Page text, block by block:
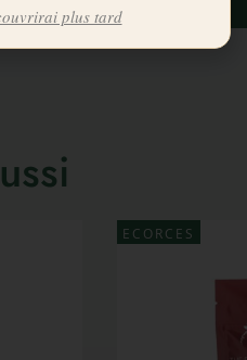
ECORCES
plus tard